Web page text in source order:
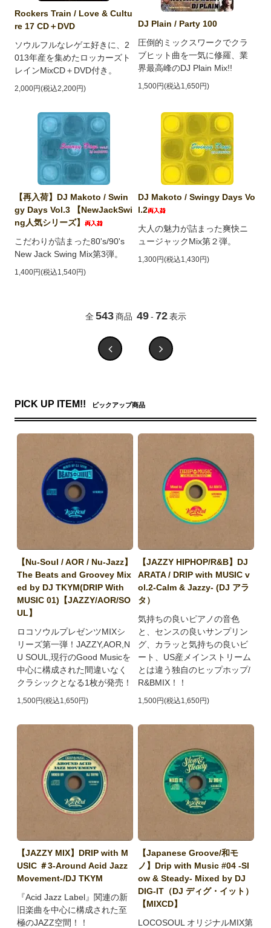
Rockers Train / Love & Cultu
re 17 CD＋DVD
ソウルフルなレゲエ好きに、2
013年産を集めたロッカーズト
レインMixCD＋DVD付き。
2,000円(税込2,200円)
DJ Plain / Party 100
圧倒的ミックスワークでクラ
ブヒット曲を一気に修羅、業
界最高峰のDJ Plain Mix!!
1,500円(税込1,650円)
【再入荷】DJ Makoto / Swin
gy Days Vol.3 【NewJackSwi
ng人気シリーズ】
こだわりが詰まった80's/90's
New Jack Swing Mix第3弾。
1,400円(税込1,540円)
DJ Makoto / Swingy Days Vo
l.2
大人の魅力が詰まった爽快ニ
ュージャックMix第２弾。
1,300円(税込1,430円)
全 543 商品 49 - 72 表示
PICK UP ITEM!! ピックアップ商品
【Nu-Soul / AOR / Nu-Jazz】
The Beats and Groovey Mix
ed by DJ TKYM(DRIP With
MUSIC 01)【JAZZY/AOR/SO
UL】
ロコソウルプレゼンツMIXシ
リーズ第一弾！JAZZY,AOR,N
U SOUL,現行のGood Musicを
中心に構成された間違いなく
クラシックとなる1枚が発売！
1,500円(税込1,650円)
【JAZZY HIPHOP/R&B】DJ
ARATA / DRIP with MUSIC v
ol.2-Calm & Jazzy- (DJ アラ
タ）
気持ちの良いピアノの音色
と、センスの良いサンプリン
グ、カラッと気持ちの良いビ
ート、US産メインストリーム
とは違う独自のヒップホップ/
R&BMIX！！
1,500円(税込1,650円)
【JAZZY MIX】DRIP with M
USIC ＃3-Around Acid Jazz
Movement-/DJ TKYM
『Acid Jazz Label』関連の新
旧楽曲を中心に構成された至
極のJAZZ空間！！
【Japanese Groove/和モ
ノ】Drip with Music #04 -Sl
ow & Steady- Mixed by DJ
DIG-IT（DJ ディグ・イット）
【MIXCD】
LOCOSOUL オリジナルMIX第